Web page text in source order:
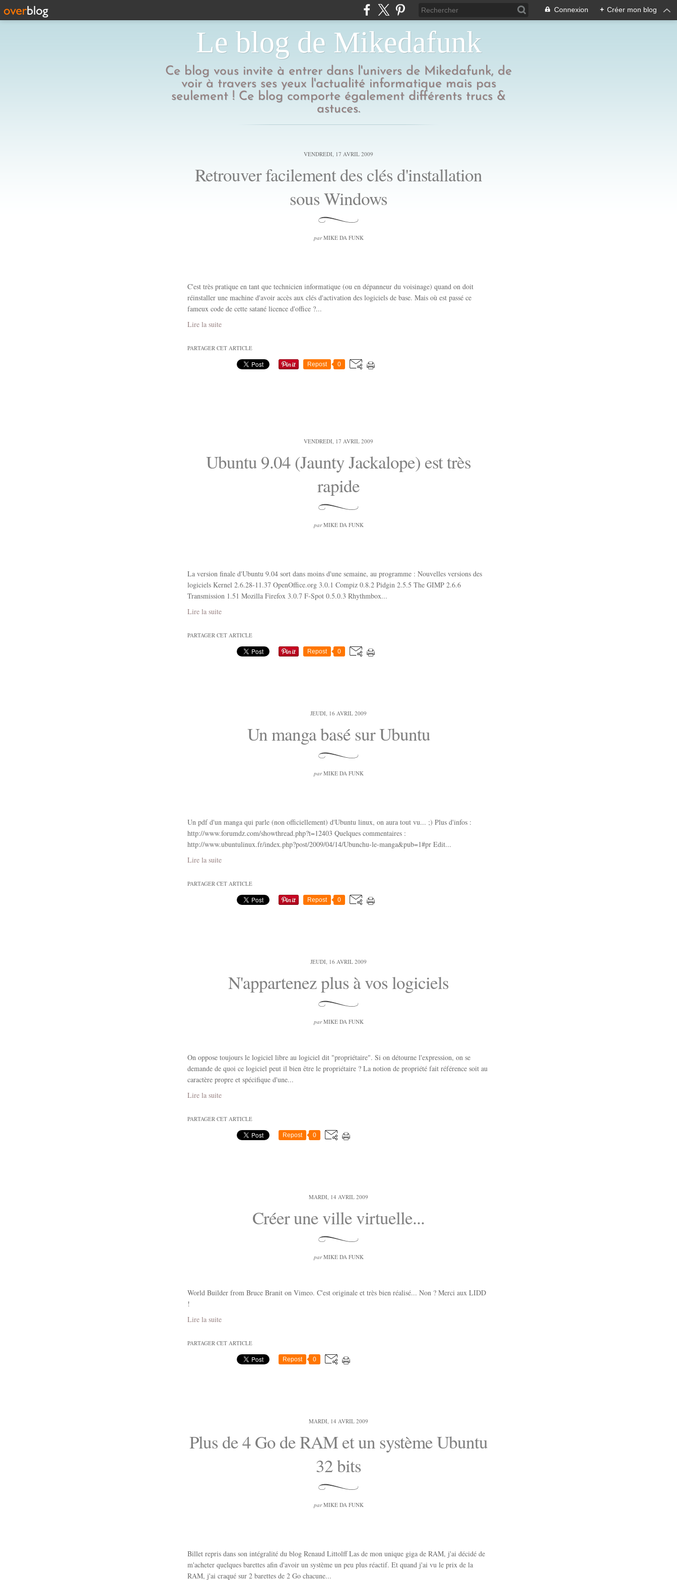
Connexion + Créer mon blog
Le blog de Mikedafunk
Ce blog vous invite à entrer dans l'univers de Mikedafunk, de
voir à travers ses yeux l'actualité informatique mais pas
seulement ! Ce blog comporte également différents trucs &
astuces.
VENDREDI, 17 AVRIL 2009
Retrouver facilement des clés d'installation
sous Windows
parMIKE DA FUNK
C'est très pratique en tant que technicien informatique (ou en dépanneur du voisinage) quand on doit
réinstaller une machine d'avoir accès aux clés d'activation des logiciels de base. Mais où est passé ce
fameux code de cette satané licence d'office ?...
Lire la suite
PARTAGER CET ARTICLE
Repost 0
VENDREDI, 17 AVRIL 2009
Ubuntu 9.04 (Jaunty Jackalope) est très
rapide
parMIKE DA FUNK
La version finale d'Ubuntu 9.04 sort dans moins d'une semaine, au programme : Nouvelles versions des
logiciels Kernel 2.6.28-11.37 OpenOffice.org 3.0.1 Compiz 0.8.2 Pidgin 2.5.5 The GIMP 2.6.6
Transmission 1.51 Mozilla Firefox 3.0.7 F-Spot 0.5.0.3 Rhythmbox...
Lire la suite
PARTAGER CET ARTICLE
Repost 0
JEUDI, 16 AVRIL 2009
Un manga basé sur Ubuntu
parMIKE DA FUNK
Un pdf d'un manga qui parle (non officiellement) d'Ubuntu linux, on aura tout vu... ;) Plus d'infos :
http://www.forumdz.com/showthread.php?t=12403 Quelques commentaires :
http://www.ubuntulinux.fr/index.php?post/2009/04/14/Ubunchu-le-manga&pub=1#pr Edit...
Lire la suite
PARTAGER CET ARTICLE
Repost 0
JEUDI, 16 AVRIL 2009
N'appartenez plus à vos logiciels
parMIKE DA FUNK
On oppose toujours le logiciel libre au logiciel dit "propriétaire". Si on détourne l'expression, on se
demande de quoi ce logiciel peut il bien être le propriétaire ? La notion de propriété fait référence soit au
caractère propre et spécifique d'une...
Lire la suite
PARTAGER CET ARTICLE
Repost 0
MARDI, 14 AVRIL 2009
Créer une ville virtuelle...
parMIKE DA FUNK
World Builder from Bruce Branit on Vimeo. C'est originale et très bien réalisé... Non ? Merci aux LIDD
!
Lire la suite
PARTAGER CET ARTICLE
Repost 0
MARDI, 14 AVRIL 2009
Plus de 4 Go de RAM et un système Ubuntu
32 bits
parMIKE DA FUNK
Billet repris dans son intégralité du blog Renaud Littolff Las de mon unique giga de RAM, j'ai décidé de
m'acheter quelques barettes afin d'avoir un système un peu plus réactif. Et quand j'ai vu le prix de la
RAM, j'ai craqué sur 2 barettes de 2 Go chacune...